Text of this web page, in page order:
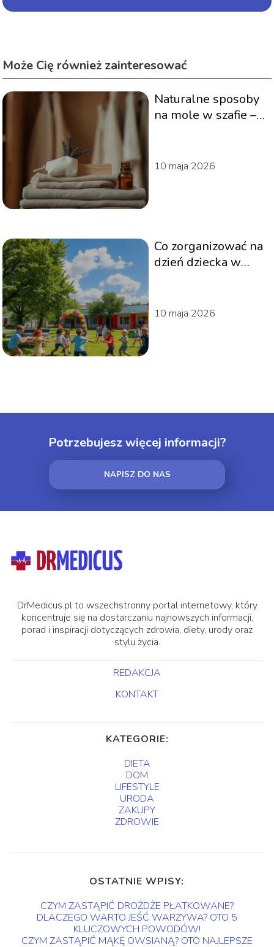
Może Cię również zainteresować
Naturalne sposoby
na mole w szafie –
10 maja 2026
Co zorganizować na
dzień dziecka w
10 maja 2026
Potrzebujesz więcej informacji?
NAPISZ DO NAS
DrMedicus.pl to wszechstronny portal internetowy, który
koncentruje się na dostarczaniu najnowszych informacji,
porad i inspiracji dotyczących zdrowia, diety, urody oraz
stylu życia.
REDAKCJA
KONTAKT
KATEGORIE:
DIETA
DOM
LIFESTYLE
URODA
ZAKUPY
ZDROWIE
OSTATNIE WPISY:
CZYM ZASTĄPIĆ DROŻDŻE PŁATKOWANE?
DLACZEGO WARTO JEŚĆ WARZYWA? OTO 5
KLUCZOWYCH POWODÓW!
CZYM ZASTĄPIĆ MĄKĘ OWSIANĄ? OTO NAJLEPSZE